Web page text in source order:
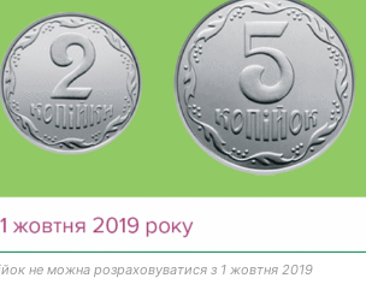
не можна розраховуватися з 1 жовтня 2019